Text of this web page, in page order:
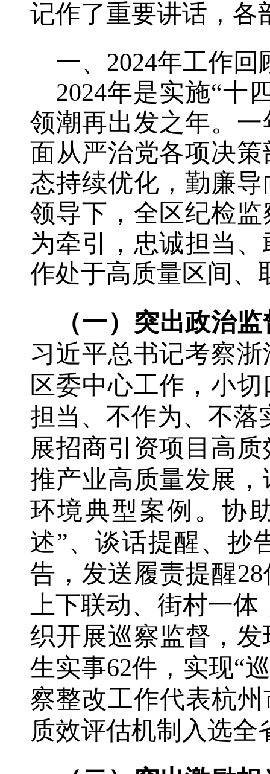
记作了重要讲话，各
一、2024年工作回
2024年是实施“十
领潮再出发之年。
面从严治党各项决
态持续优化，勤廉
领导下，全区纪检监
为牵引，忠诚担当
作处于高质量区间 、
（一）突出政治
习近平总书记考察
区委中心工作 ，小
担当、不作为、不落
展招商引资项目高
推产业高质量发展
环境典型案例 。协
述”、谈话提醒、抄
告，发送履责提醒28
上下联动、街村一体
织开展巡察监督，
生实事62件，实现“
察整改工作代表杭州
质效评估机制入选全